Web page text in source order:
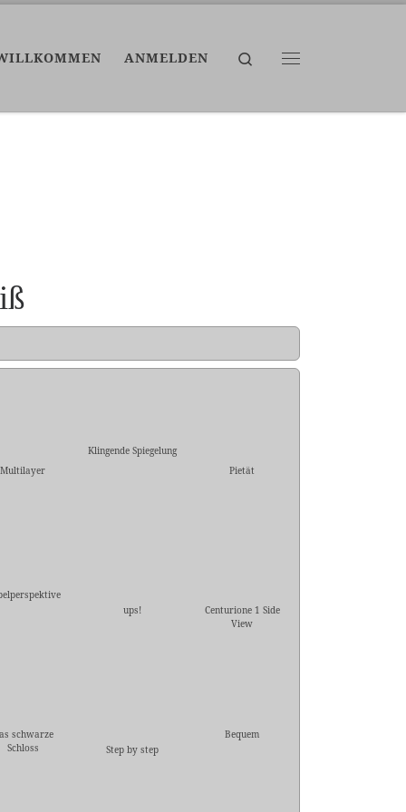
ANMELDEN
Search
Multilayer
Klingende Spiegelung
Pietät
ups!
Centurione 1 Side
View
schwarze
Schloss
Step by step
Bequem